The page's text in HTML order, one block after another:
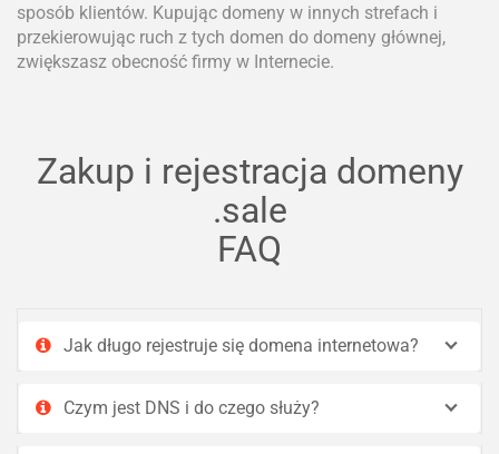
sposób klientów. Kupując domeny w innych strefach i
przekierowując ruch z tych domen do domeny głównej,
zwiększasz obecność firmy w Internecie.
Zakup i rejestracja domeny
.sale
FAQ
Jak długo rejestruje się domena internetowa?
Czym jest DNS i do czego służy?